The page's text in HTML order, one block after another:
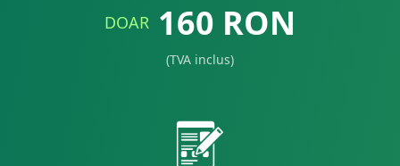
DOAR 160 RON
(TVA inclus)